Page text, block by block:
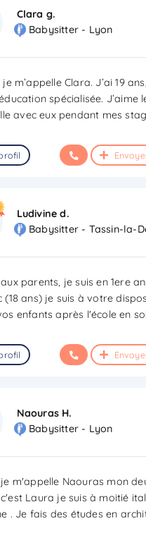
Clara g.
Babysitter - Lyon
m’appelle Clara. J’ai 19
spécialisée. J’aime
avec eux pendant mes
Ludivine d.
Babysitter - Tassin-la-
parents, je suis en 1ere
(18 ans) je suis à votre
enfants après l'école en
Naouras H.
Babysitter - Lyon
m'appelle Naouras mon
Laura je suis à moitié
. Je fais des études en